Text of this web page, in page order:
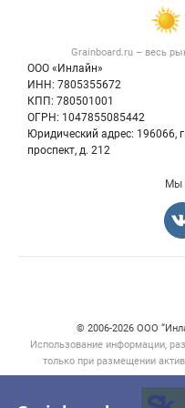
Grainboard.ru – весь
ООО «Инлайн»
ИНН: 7805355672
КПП: 780501001
ОГРН: 1047855085442
Юридический адрес: 196066,
проспект, д. 212
Политика
Мы
© 2006‑2026 ООО
Использование информации,
только при размещении